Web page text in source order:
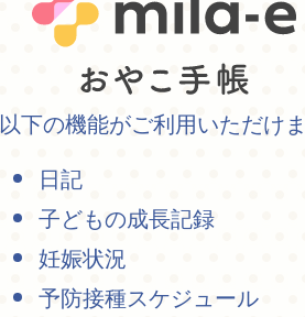
以下の機能がご利用いただけ
日記
子どもの成長記録
妊娠状況
予防接種スケジュール